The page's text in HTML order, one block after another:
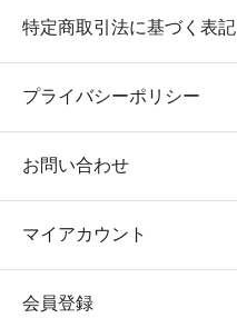
特定商取引法に基づく表記
プライバシーポリシー
お問い合わせ
マイアカウント
会員登録